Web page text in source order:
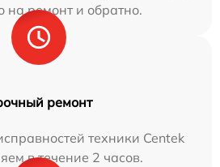
на ремонт и обратно.
ремонт
техники Centek
в течение 2 часов.